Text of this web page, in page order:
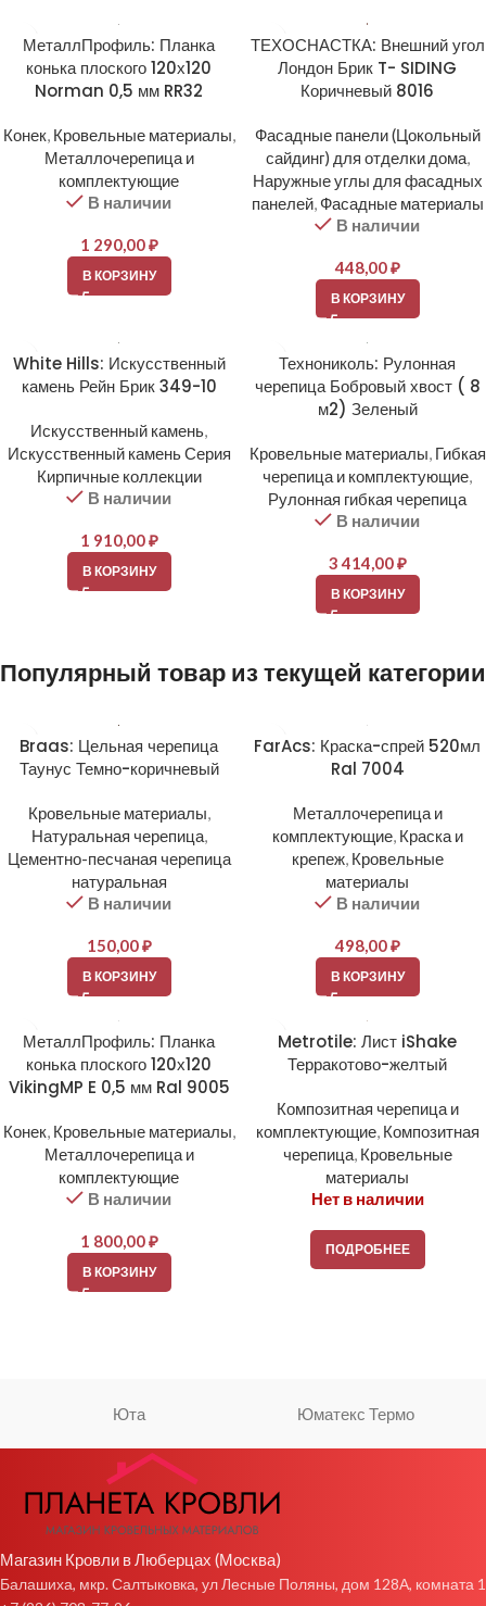
МеталлПрофиль: Планка
конька плоского 120х120
Norman 0,5 мм RR32
Конек, Кровельные материалы,
Металлочерепица и
комплектующие
В наличии
1 290,00₽
В КОРЗИНУ
ТЕХОСНАСТКА: Внешний угол
Лондон Брик T- SIDING
Коричневый 8016
Фасадные панели (Цокольный
сайдинг) для отделки дома,
Наружные углы для фасадных
панелей, Фасадные материалы
В наличии
448,00₽
В КОРЗИНУ
White Hills: Искусственный
камень Рейн Брик 349-10
Искусственный камень,
Искусственный камень Серия
Кирпичные коллекции
В наличии
1 910,00₽
В КОРЗИНУ
Технониколь: Рулонная
черепица Бобровый хвост ( 8
м2) Зеленый
Кровельные материалы, Гибкая
черепица и комплектующие,
Рулонная гибкая черепица
В наличии
3 414,00₽
В КОРЗИНУ
Популярный товар из текущей категории
Braas: Цельная черепица
Таунус Темно-коричневый
Кровельные материалы,
Натуральная черепица,
Цементно-песчаная черепица
натуральная
В наличии
150,00₽
В КОРЗИНУ
FarAcs: Краска-спрей 520мл
Ral 7004
Металлочерепица и
комплектующие, Краска и
крепеж, Кровельные
материалы
В наличии
498,00₽
В КОРЗИНУ
МеталлПрофиль: Планка
конька плоского 120х120
VikingMP E 0,5 мм Ral 9005
Конек, Кровельные материалы,
Металлочерепица и
комплектующие
В наличии
1 800,00₽
В КОРЗИНУ
Metrotile: Лист iShake
Терракотово-желтый
Композитная черепица и
комплектующие, Композитная
черепица, Кровельные
материалы
Нет в наличии
ПОДРОБНЕЕ
Юта Юматекс Термо
Магазин Кровли в Люберцах (Москва)
Балашиха, мкр. Салтыковка, ул Лесные Поляны, дом 128А, комната 1